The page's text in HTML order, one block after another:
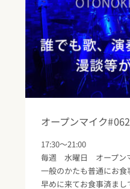
オープンマイク
17:30～21:00
毎週 水曜日 オープンマ
一般のかたも普通にお食
早めに来てお食事済まし